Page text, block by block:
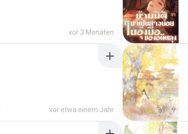
vor 3 Monaten
vor etwa einem Jahr